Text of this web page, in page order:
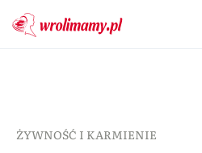
ŻYWNOŚĆ I KARMIENIE